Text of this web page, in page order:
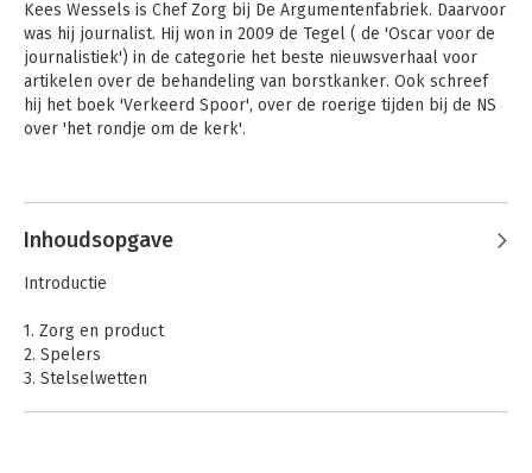
Kees Wessels is Chef Zorg bij De Argumentenfabriek. Daarvoor
was hij journalist. Hij won in 2009 de Tegel ( de 'Oscar voor de
journalistiek') in de categorie het beste nieuwsverhaal voor
artikelen over de behandeling van borstkanker. Ook schreef
hij het boek 'Verkeerd Spoor', over de roerige tijden bij de NS
over 'het rondje om de kerk'.
Andere boeken door Kees Wessels
Inhoudsopgave
Introductie
1. Zorg en product
2. Spelers
3. Stelselwetten